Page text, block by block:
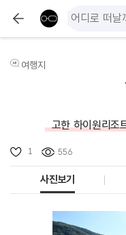
여행지
고한 하이원리조
1 556
사진보기